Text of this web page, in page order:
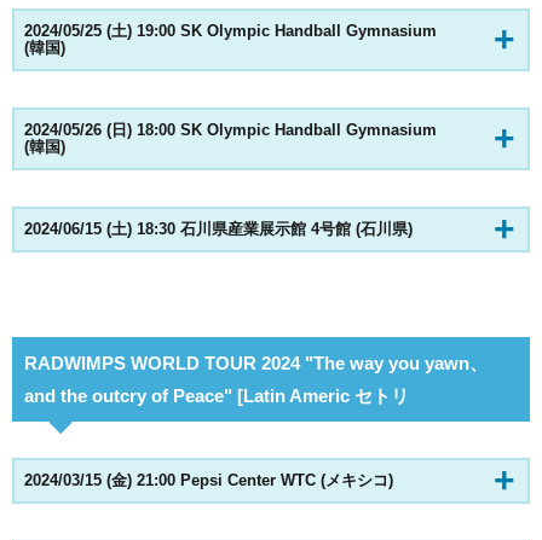
2024/05/25 (土) 19:00 SK Olympic Handball Gymnasium
(韓国)
2024/05/26 (日) 18:00 SK Olympic Handball Gymnasium
(韓国)
2024/06/15 (土) 18:30 石川県産業展示館 4号館 (石川県)
RADWIMPS WORLD TOUR 2024 "The way you yawn、
and the outcry of Peace" [Latin Americ セトリ
2024/03/15 (金) 21:00 Pepsi Center WTC (メキシコ)